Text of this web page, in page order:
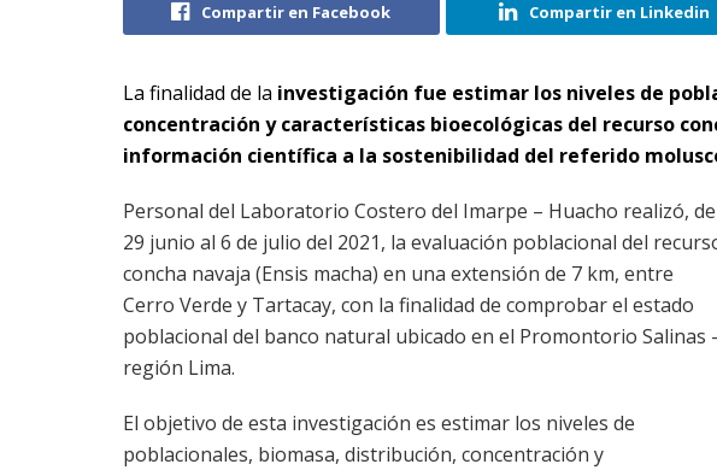
Compartir en Facebook Compartir en Linkedin
La finalidad de la investigación fue estimar los niveles de
concentración y características bioecológicas del recurso
información científica a la sostenibilidad del referido
Personal del Laboratorio Costero del Imarpe – Huacho realizó,
29 junio al 6 de julio del 2021, la evaluación poblacional del
concha navaja (Ensis macha) en una extensión de 7 km, entre
Cerro Verde y Tartacay, con la finalidad de comprobar el estado
poblacional del banco natural ubicado en el Promontorio Salinas
región Lima.
El objetivo de esta investigación es estimar los niveles de
poblacionales, biomasa, distribución, concentración y